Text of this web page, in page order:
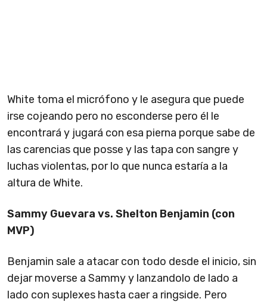
White toma el micrófono y le asegura que puede
irse cojeando pero no esconderse pero él le
encontrará y jugará con esa pierna porque sabe de
las carencias que posse y las tapa con sangre y
luchas violentas, por lo que nunca estaría a la
altura de White.
Sammy Guevara vs. Shelton Benjamin (con
MVP)
Benjamin sale a atacar con todo desde el inicio, sin
dejar moverse a Sammy y lanzandolo de lado a
lado con suplexes hasta caer a ringside. Pero